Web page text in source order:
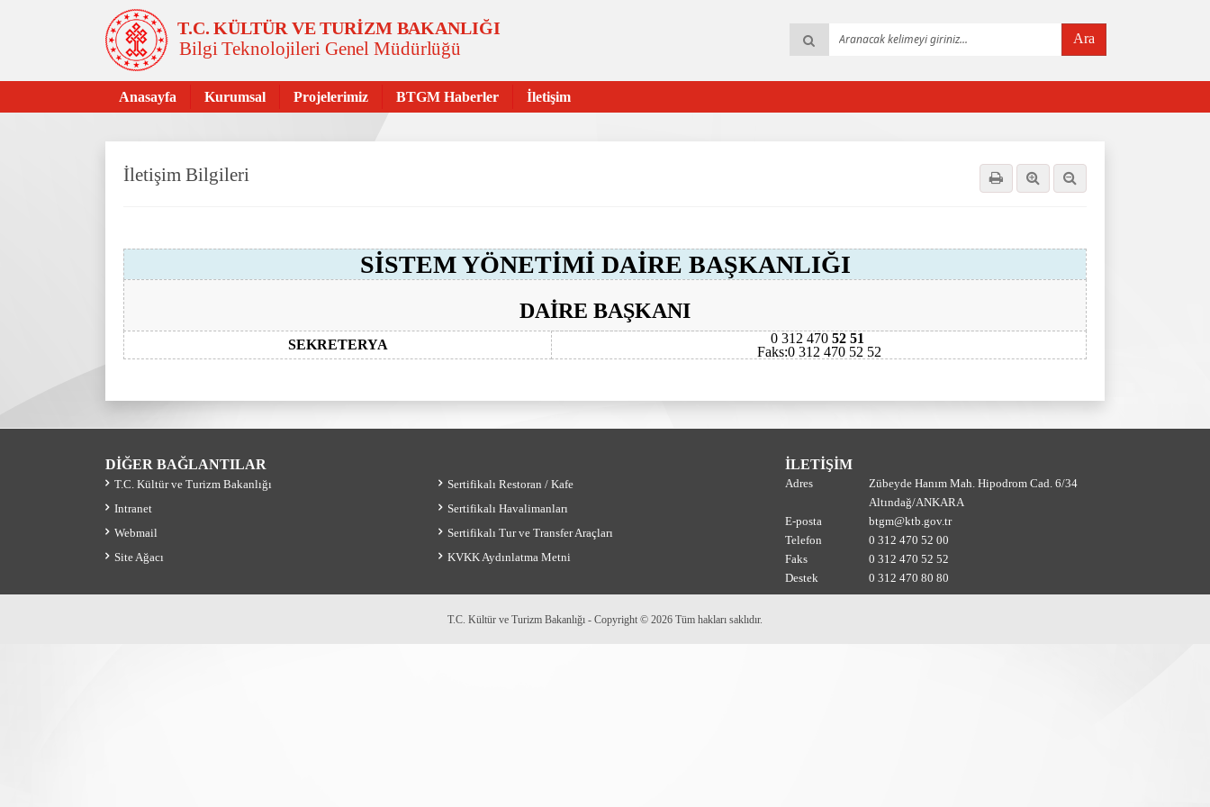
T.C. KÜLTÜR VE TURİZM BAKANLIĞI
Bilgi Teknolojileri Genel Müdürlüğü Ara
Anasayfa Kurumsal Projelerimiz BTGM Haberler İletişim
İletişim Bilgileri
SİSTEM YÖNETİMİ DAİRE BAŞKANLIĞI
DAİRE BAŞKANI
SEKRETERYA 0 312 470 52 51
Faks:0 312 470 52 52
DİĞER BAĞLANTILAR
T.C. Kültür ve Turizm Bakanlığı
Intranet
Webmail
Site Ağacı
Sertifikalı Restoran / Kafe
Sertifikalı Havalimanları
Sertifikalı Tur ve Transfer Araçları
KVKK Aydınlatma Metni
İLETİŞİM
Adres
Zübeyde Hanım Mah. Hipodrom Cad. 6/34
Altındağ/ANKARA
E-posta
btgm@ktb.gov.tr
Telefon
0 312 470 52 00
Faks
0 312 470 52 52
Destek
0 312 470 80 80
T.C. Kültür ve Turizm Bakanlığı - Copyright © 2026 Tüm hakları saklıdır.